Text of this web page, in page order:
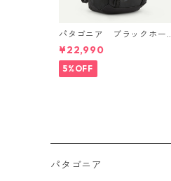
パタゴニア ブラックホー
ル・パック 32L (カラーBla
ck w/Black ) Patagonia Bl
ack Hole® Pack 32L 日本正
規品 製品番号 49302
¥22,990
5%OFF
パタゴニア